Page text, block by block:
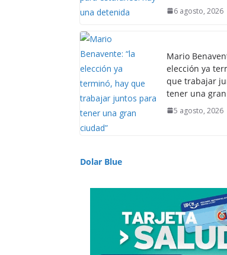
6 agosto, 2026
Mario
elección ya
que trabajar
tener una
5 agosto, 2026
Dolar Blue